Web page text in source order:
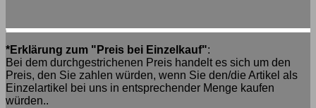
*Erklärung zum "Preis bei Einzelkauf":
Bei dem durchgestrichenen Preis handelt es sich um den
Preis, den Sie zahlen würden, wenn Sie den/die Artikel als
Einzelartikel bei uns in entsprechender Menge kaufen
würden..